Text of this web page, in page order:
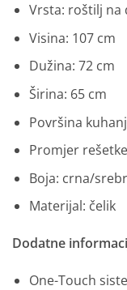
Vrsta: roštilj na
Visina: 107 cm
Dužina: 72 cm
Širina: 65 cm
Površina
Promjer
Boja: crna/
Materijal: čelik
Dodatne
One-Touch